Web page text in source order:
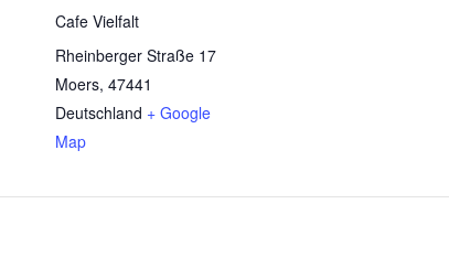
Cafe Vielfalt
Rheinberger Straße 17
Moers, 47441
Deutschland + Google
Map